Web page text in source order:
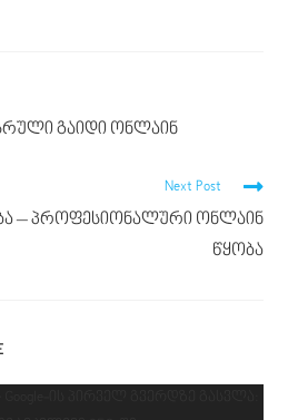
სრული გაიდი ონლაინ
Next Post
– პროფესიონალური ონლაინ
წყობა